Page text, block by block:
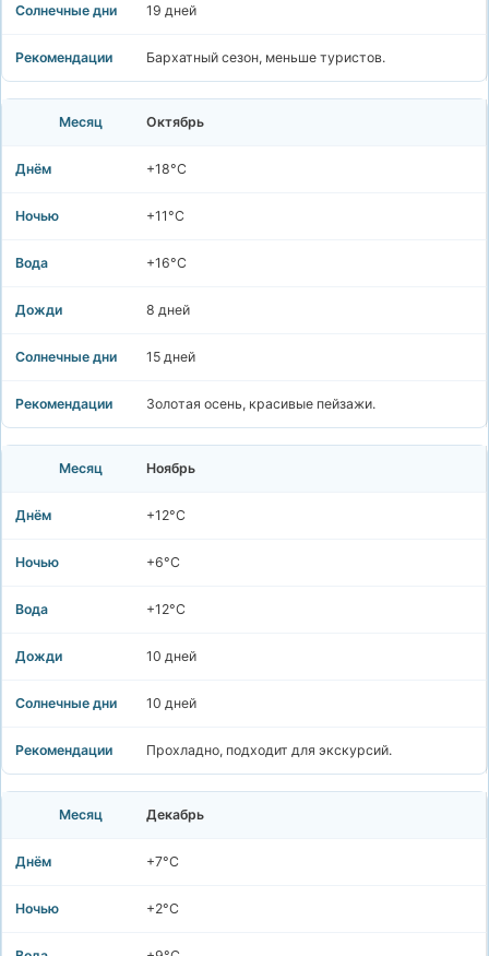
19 дней
Бархатный сезон, меньше туристов.
Октябрь
+18°C
+11°C
+16°C
8 дней
15 дней
Золотая осень, красивые пейзажи.
Ноябрь
+12°C
+6°C
+12°C
10 дней
10 дней
Прохладно, подходит для экскурсий.
Декабрь
+7°C
+2°C